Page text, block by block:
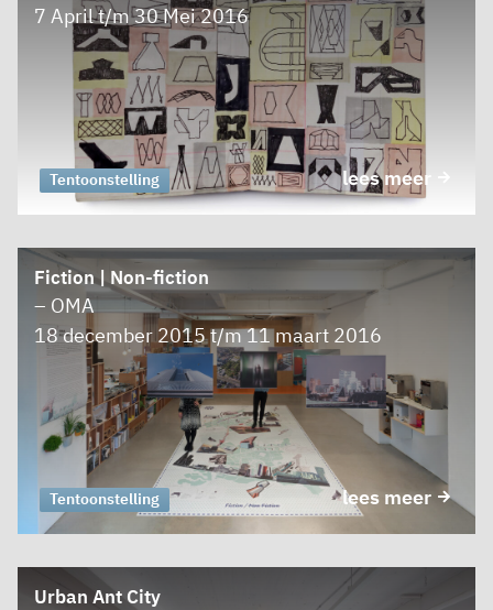
7 April t/m 30 Mei 2016
lees meer
Tentoonstelling
Fiction | Non-fiction
– OMA
18 december 2015 t/m 11 maart 2016
lees meer
Tentoonstelling
Urban Ant City